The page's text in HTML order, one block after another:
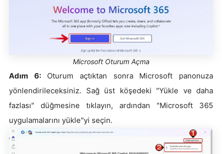
Microsoft Oturum Açma
Adım 6:Oturum açtıktan sonra Microsoft panonuza
yönlendirileceksiniz. Sağ üst köşedeki "Yükle ve daha
fazlası" düğmesine tıklayın, ardından "Microsoft 365
uygulamalarını yükle"yi seçin.